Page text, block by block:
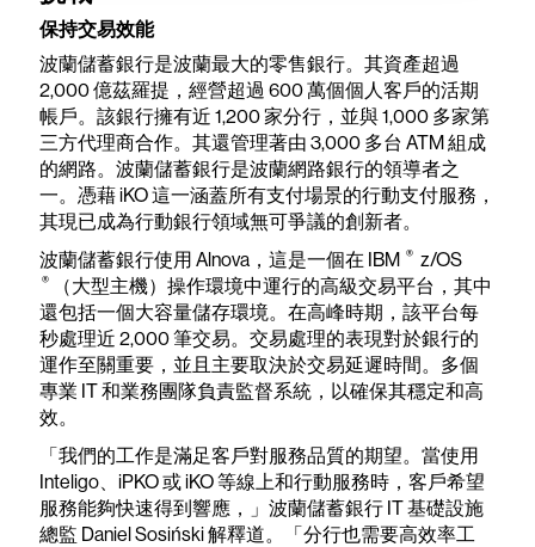
保持交易效能
波蘭儲蓄銀行是波蘭最大的零售銀行。其資產超過
2,000 億茲羅提，經營超過 600 萬個個人客戶的活期
帳戶。該銀行擁有近 1,200 家分行，並與 1,000 多家第
三方代理商合作。其還管理著由 3,000 多台 ATM 組成
的網路。波蘭儲蓄銀行是波蘭網路銀行的領導者之
一。憑藉 iKO 這一涵蓋所有支付場景的行動支付服務，
其現已成為行動銀行領域無可爭議的創新者。
波蘭儲蓄銀行使用 Alnova，這是一個在 IBM ® z/OS
®
（大型主機）操作環境中運行的高級交易平台，其中
還包括一個大容量儲存環境。在高峰時期，該平台每
秒處理近 2,000 筆交易。交易處理的表現對於銀行的
運作至關重要，並且主要取決於交易延遲時間。多個
專業 IT 和業務團隊負責監督系統，以確保其穩定和高
效。
「我們的工作是滿足客戶對服務品質的期望。當使用
Inteligo、iPKO 或 iKO 等線上和行動服務時，客戶希望
服務能夠快速得到響應，」波蘭儲蓄銀行 IT 基礎設施
總監 Daniel Sosiński 解釋道。「分行也需要高效率工